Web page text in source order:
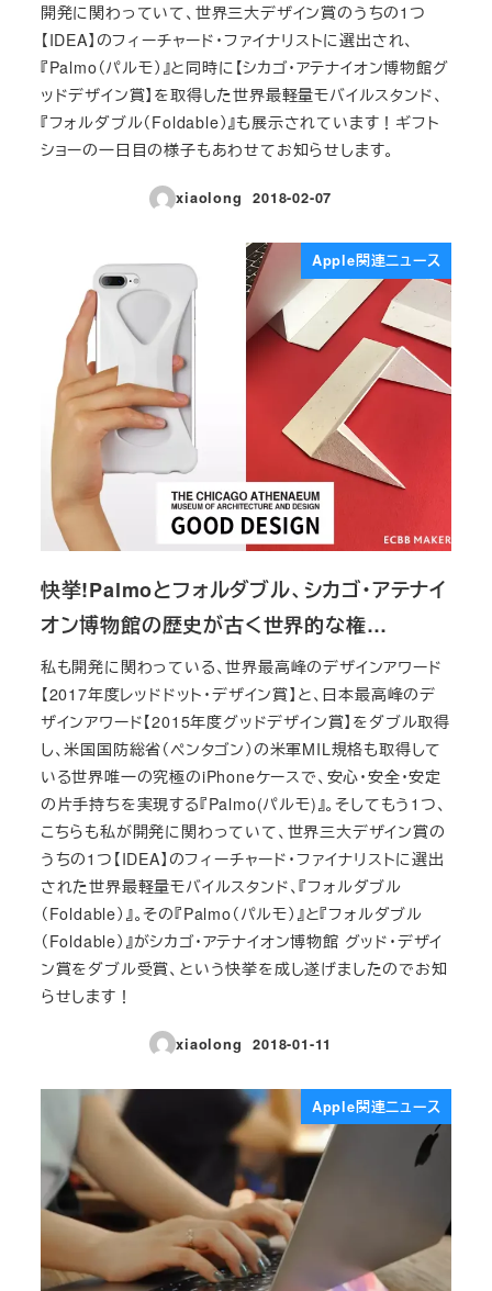
開発に関わっていて、世界三大デザイン賞のうちの1つ
【IDEA】のフィーチャード・ファイナリストに選出され、
『Palmo（パルモ）』と同時に【シカゴ・アテナイオン博物館グ
ッドデザイン賞】を取得した世界最軽量モバイルスタンド、
『フォルダブル（Foldable）』も展示されています！ギフト
ショーの一日目の様子もあわせてお知らせします。
xiaolong
投稿日
2018-02-07
Apple関連ニュース
快挙!Palmoとフォルダブル、シカゴ・アテナイ
オン博物館の歴史が古く世界的な権…
私も開発に関わっている、世界最高峰のデザインアワード
【2017年度レッドドット・デザイン賞】と、日本最高峰のデ
ザインアワード【2015年度グッドデザイン賞】をダブル取得
し、米国国防総省（ペンタゴン）の米軍MIL規格も取得して
いる世界唯一の究極のiPhoneケースで、安心・安全・安定
の片手持ちを実現する『Palmo(パルモ)』。そしてもう1つ、
こちらも私が開発に関わっていて、世界三大デザイン賞の
うちの1つ【IDEA】のフィーチャード・ファイナリストに選出
された世界最軽量モバイルスタンド、『フォルダブル
（Foldable）』。その『Palmo（パルモ）』と『フォルダブル
（Foldable）』がシカゴ・アテナイオン博物館 グッド・デザイ
ン賞をダブル受賞、という快挙を成し遂げましたのでお知
らせします！
xiaolong
投稿日
2018-01-11
Apple関連ニュース